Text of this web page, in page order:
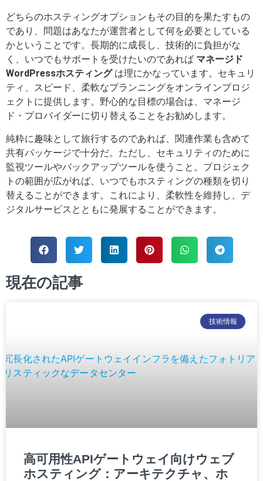
どちらのホスティングオプションもその目的を果たすもの
であり、問題はあなたが運営者として何を必要としている
かということです。長期的に成長し、技術的に負担がな
く、いつでもサポートを受けたいのであれば マネージド
WordPressホスティングは理にかなっています。セキュリ
ティ、スピード、柔軟なプランニングをオンラインプロジ
ェクトに提供します。野心的な目標の場合は、マネージ
ド・プロバイダーに切り替えることをお勧めします。
純粋に趣味として旅行するのであれば、関連作業も含めて
共有パッケージで十分だ。ただし、セキュリティのために
監視ツールやバックアップツールを使うこと。プロジェク
トの範囲が広がれば、いつでもホスティングの種類を切り
替えることができます。これにより、柔軟性を維持し、デ
ジタルサービスとともに発展することができます。
現在の記事
技術情報
高可用性APIゲートウェイ向けウェブ
ホスティング：アーキテクチャ、ホ